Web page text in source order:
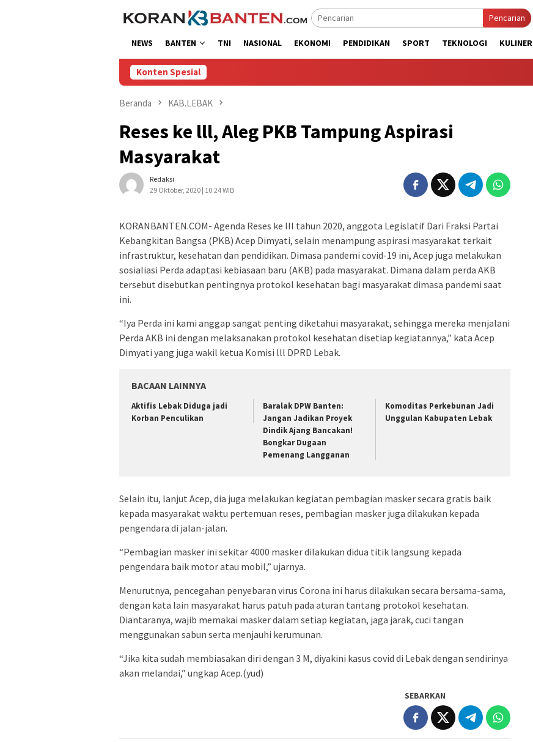
Pencarian
NEWS BANTEN TNI NASIONAL EKONOMI PENDIDIKAN SPORT TEKNOLOGI KULINER
Konten Spesial
Beranda KAB.LEBAK
Reses ke lll, Aleg PKB Tampung Aspirasi
Masyarakat
Redaksi
29 Oktober, 2020 | 10:24 WIB
KORANBANTEN.COM- Agenda Reses ke lll tahun 2020, anggota Legislatif Dari Fraksi Partai
Kebangkitan Bangsa (PKB) Acep Dimyati, selain menampung aspirasi masyarakat terkait
infrastruktur, kesehatan dan pendidikan. Dimasa pandemi covid-19 ini, Acep juga melakukan
sosialiasi Perda adaptasi kebiasaan baru (AKB) pada masyarakat. Dimana dalam perda AKB
tersebut disebutkan pentingnya protokol kesehatan bagi masyarakat dimasa pandemi saat
ini.
“Iya Perda ini kami anggap sangat penting diketahui masyarakat, sehingga mereka menjalani
Perda AKB ini dengan melaksanakan protokol kesehatan disetiap kegiatannya,” kata Acep
Dimyati yang juga wakil ketua Komisi lll DPRD Lebak.
BACAAN LAINNYA
Aktifis Lebak Diduga jadi
Korban Penculikan
Baralak DPW Banten:
Jangan Jadikan Proyek
Dindik Ajang Bancakan!
Bongkar Dugaan
Pemenang Langganan
Komoditas Perkebunan Jadi
Unggulan Kabupaten Lebak
Selain itu, lanjut Acep, dia juga melakukan kegiatan pembagian masker secara gratis baik
kepada masyarakat waktu pertemuan reses, pembagian masker juga dilakukan kepada
pengendara di jalan-jalan.
“Pembagian masker ini sekitar 4000 masker dilakukan didua titik langsung kepada
pengendara baik motor atau mobil,” ujarnya.
Menurutnya, pencegahan penyebaran virus Corona ini harus dilakukan secara bersama-sama,
dengan kata lain masyarakat harus patuh pada aturan tantang protokol kesehatan.
Diantaranya, wajib memakai masker dalam setiap kegiatan, jaga jarak, cuci tangan
menggunakan sabun serta menjauhi kerumunan.
“Jika kita sudah membiasakan diri dengan 3 M, diyakini kasus covid di Lebak dengan sendirinya
akan melandai,” ungkap Acep.(yud)
SEBARKAN